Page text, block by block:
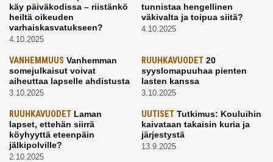
käy päiväkodissa – riistänkö
heiltä oikeuden
varhaiskasvatukseen?
4.10.2025
tunnistaa hengellinen
väkivalta ja toipua siitä?
4.10.2025
VANHEMMUUS Vanhemman
somejulkaisut voivat
aiheuttaa lapselle ahdistusta
3.10.2025
RUUHKAVUODET20
syyslomapuuhaa pienten
lasten kanssa
3.10.2025
RUUHKAVUODET Laman
lapset, ettehän siirrä
köyhyyttä eteenpäin
jälkipolville?
2.10.2025
UUTISETTutkimus: Kouluihin
kaivataan takaisin kuria ja
järjestystä
13.9.2025